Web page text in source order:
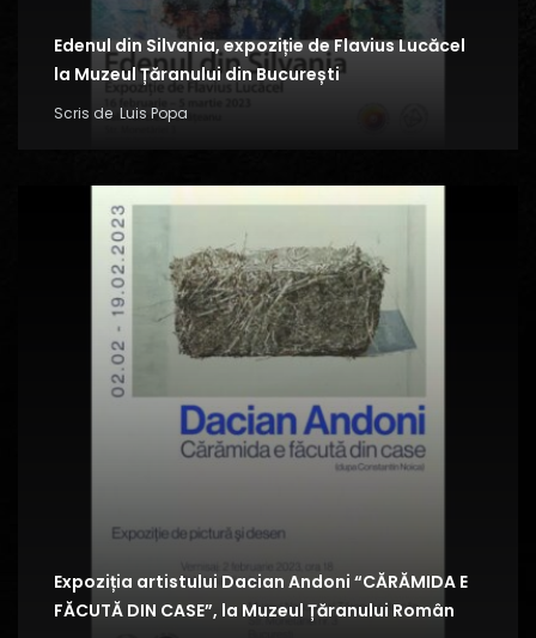
Edenul din Silvania, expoziție de Flavius Lucăcel
la Muzeul Țăranului din București
Scris de Luis Popa
Expoziția artistului Dacian Andoni “CĂRĂMIDA E
FĂCUTĂ DIN CASE”, la Muzeul Țăranului Român